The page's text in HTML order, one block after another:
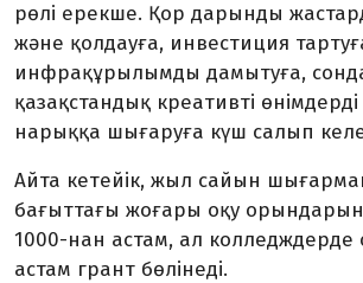
рөлі ерекше. Қор дарынды
және қолдауға, инвестиция
инфрақұрылымды дамытуға,
қазақстандық креативті
нарыққа шығаруға күш салып
Айта кетейік, жыл сайын
бағыттағы жоғары оқу
1000-нан астам, ал колледждерде
астам грант бөлінеді.